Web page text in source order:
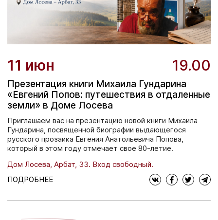
11 июн 19.00
Презентация книги Михаила Гундарина
«Евгений Попов: путешествия в отдаленные
земли» в Доме Лосева
Приглашаем вас на презентацию новой книги Михаила
Гундарина, посвященной биографии выдающегося
русского прозаика Евгения Анатольевича Попова,
который в этом году отмечает свое 80-летие.
Дом Лосева, Арбат, 33. Вход свободный.
ПОДРОБНЕЕ